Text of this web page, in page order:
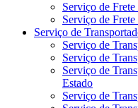
Serviço de
Serviço de
Serviço de
Serviço de
Serviço de
Serviço de
Estado
Serviço de